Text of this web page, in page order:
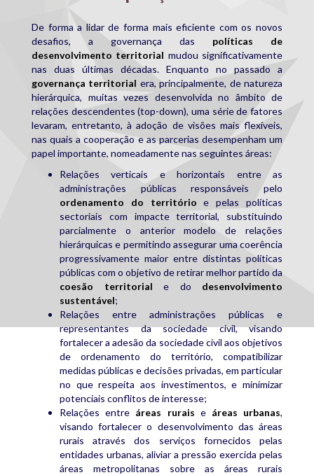
De forma a lidar de forma mais eficiente com os novos
desafios, a governança das políticas de
desenvolvimento territorial mudou significativamente
nas duas últimas décadas. Enquanto no passado a
governança territorial era, principalmente, de natureza
hierárquica, muitas vezes desenvolvida no âmbito de
relações descendentes (top-down), uma série de fatores
levaram, entretanto, à adoção de visões mais flexíveis,
nas quais a cooperação e as parcerias desempenham um
papel importante, nomeadamente nas seguintes áreas:
Relações verticais e horizontais entre as
administrações públicas responsáveis pelo
ordenamento do território e pelas políticas
sectoriais com impacte territorial, substituindo
parcialmente o anterior modelo de relações
hierárquicas e permitindo assegurar uma coerência
progressivamente maior entre distintas políticas
públicas com o objetivo de retirar melhor partido da
coesão territorial e do desenvolvimento
sustentável;
Relações entre administrações públicas e
representantes da sociedade civil, visando
fortalecer a adesão da sociedade civil aos objetivos
de ordenamento do território, compatibilizar
medidas públicas e decisões privadas, em particular
no que respeita aos investimentos, e minimizar
potenciais conflitos de interesse;
Relações entre áreas rurais e áreas urbanas,
visando fortalecer o desenvolvimento das áreas
rurais através dos serviços fornecidos pelas
entidades urbanas, aliviar a pressão exercida pelas
áreas metropolitanas sobre as áreas rurais